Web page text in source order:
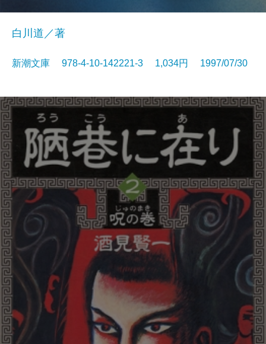
白川道／著
新潮文庫 978-4-10-142221-3 1,034円 1997/07/30